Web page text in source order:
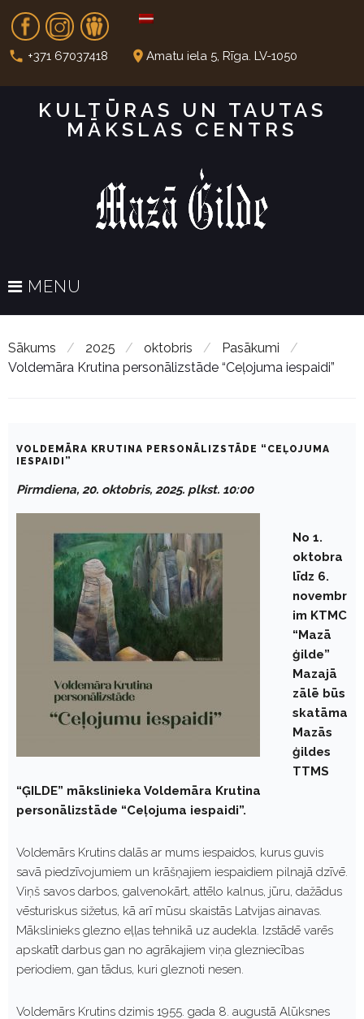
t
Fb In Dr
call +371 67037418 place Amatu iela 5, Rīga. LV-1050
KULTŪRAS UN TAUTAS
MĀKSLAS CENTRS
MENU
Sākums / 2025 / oktobris / Pasākumi
/
Voldemāra Krutina personālizstāde “Ceļojuma iespaidi”
VOLDEMĀRA KRUTINA PERSONĀLIZSTĀDE “CEĻOJUMA
IESPAIDI”
Pirmdiena, 20. oktobris, 2025. plkst. 10:00
No 1.
oktobra
līdz 6.
novembr
im KTMC
“Mazā
ģilde”
Mazajā
zālē būs
skatāma
Mazās
ģildes
TTMS
“ĢILDE” mākslinieka Voldemāra Krutina
personālizstāde “Ceļojuma iespaidi”.
Voldemārs Krutins dalās ar mums iespaidos, kurus guvis
savā piedzīvojumiem un krāšņajiem iespaidiem pilnajā dzīvē.
Viņš savos darbos, galvenokārt, attēlo kalnus, jūru, dažādus
vēsturiskus sižetus, kā arī mūsu skaistās Latvijas ainavas.
Mākslinieks glezno eļļas tehnikā uz audekla. Izstādē varēs
apskatīt darbus gan no agrākajiem viņa glezniecības
periodiem, gan tādus, kuri gleznoti nesen.
Voldemārs Krutins dzimis 1955. gada 8. augustā Alūksnes